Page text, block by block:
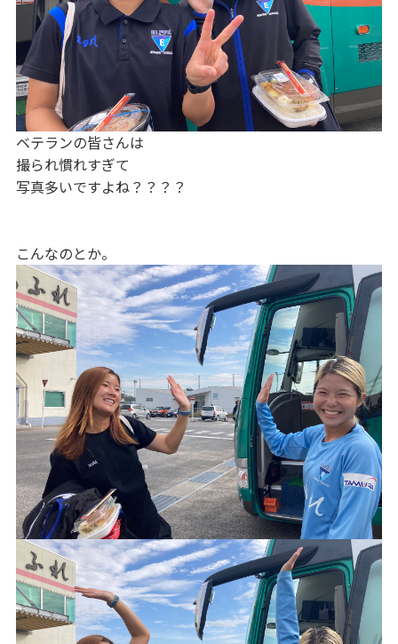
ベテランの皆さんは
撮られ慣れすぎて
写真多いですよね？？？？
こんなのとか。